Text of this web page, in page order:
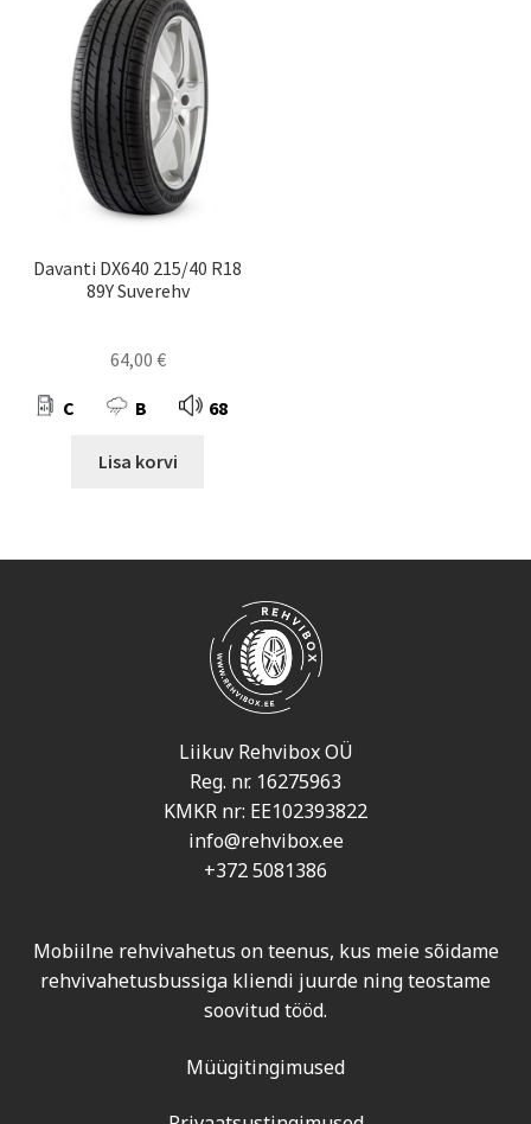
Davanti DX640 215/40 R18
89Y Suverehv
64,00 €
C B 68
Lisa korvi
Liikuv Rehvibox OÜ
Reg. nr. 16275963
KMKR nr: EE102393822
info@rehvibox.ee
+372 5081386
Mobiilne rehvivahetus on teenus, kus meie sõidame
rehvivahetusbussiga kliendi juurde ning teostame
soovitud tööd.
Müügitingimused